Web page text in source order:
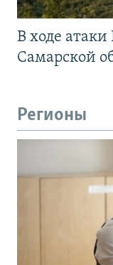
В ходе
Самарской
Регионы